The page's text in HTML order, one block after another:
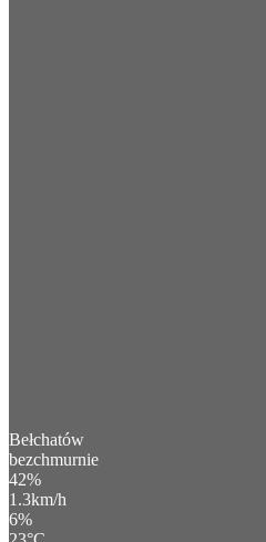
Bełchatów
bezchmurnie
42%
1.3km/h
6%